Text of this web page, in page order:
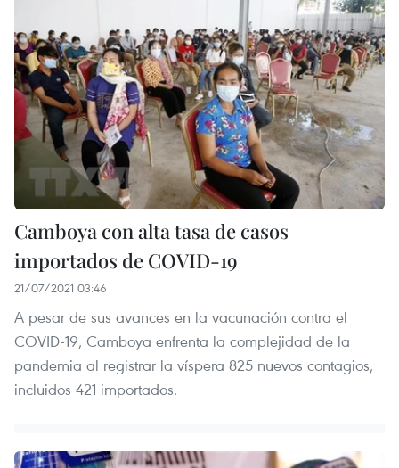
Camboya con alta tasa de casos
importados de COVID-19
21/07/2021 03:46
A pesar de sus avances en la vacunación contra el
COVID-19, Camboya enfrenta la complejidad de la
pandemia al registrar la víspera 825 nuevos contagios,
incluidos 421 importados.